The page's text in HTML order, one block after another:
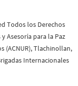
Todos los Derechos
Asesoría para la Paz
(ACNUR), Tlachinollan,
Internacionales